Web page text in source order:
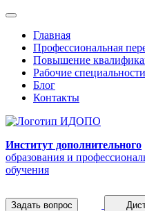
Главная
Профессиональная
Повышение
Рабочие специальности
Блог
Контакты
Институт дополнительного
образования и
обучения
Задать вопрос